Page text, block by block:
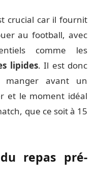
crucial car il fournit
au football, avec
comme les
lipides. Il est donc
manger avant un
et le moment idéal
que ce soit à 15
repas pré-